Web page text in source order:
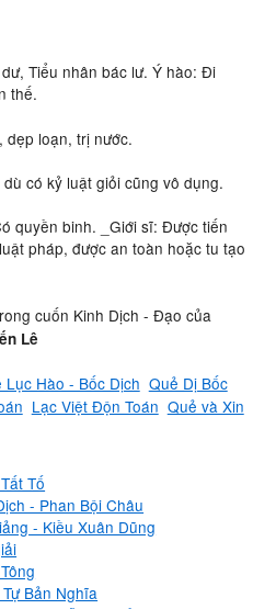
Tiểu nhân bác lư. Ý hào: Ði
thế.
dẹp loạn, trị nước.
có kỷ luật giỏi cũng vô dụng.
quyền binh. _Giới sĩ: Ðược tiến
pháp, được an toàn hoặc tu tạo
cuốn Kinh Dịch - Đạo của
Lê
Lục Hào - Bốc Dịch Quẻ Dị Bốc
Lạc Việt Độn Toán Quẻ và Xin
Tố
- Phan Bội Châu
- Kiều Xuân Dũng
Bản Nghĩa